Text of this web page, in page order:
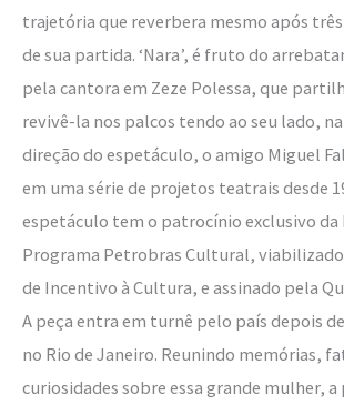
trajetória que reverbera mesmo após três
de sua partida. ‘Nara’, é fruto do
pela cantora em Zeze Polessa, que
revivê-la nos palcos tendo ao seu lado,
direção do espetáculo, o amigo Miguel
em uma série de projetos teatrais desde
espetáculo tem o patrocínio exclusivo da
Programa Petrobras Cultural, viabilizado
de Incentivo à Cultura, e assinado pela
A peça entra em turnê pelo país depois
no Rio de Janeiro. Reunindo memórias,
curiosidades sobre essa grande mulher,